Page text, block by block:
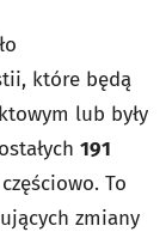
które będą
lub były
191
częściowo. To
zmiany